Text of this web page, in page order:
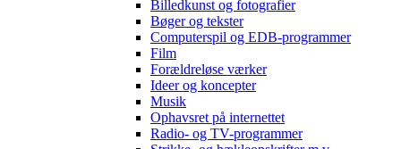
Billedkunst og fotografier
Bøger og tekster
Computerspil og EDB-programmer
Film
Forældreløse værker
Ideer og koncepter
Musik
Ophavsret på internettet
Radio- og TV-programmer